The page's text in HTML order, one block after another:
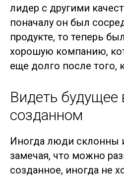
лидер с другими
поначалу он был
продукте, то теперь
хорошую компанию,
еще долго после того,
Видеть будущее
созданном
Иногда люди склонны
замечая, что можно
созданное, иногда не